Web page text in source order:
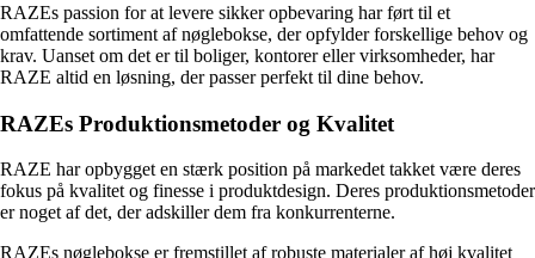
RAZEs passion for at levere sikker opbevaring har ført til et
omfattende sortiment af nøglebokse, der opfylder forskellige behov og
krav. Uanset om det er til boliger, kontorer eller virksomheder, har
RAZE altid en løsning, der passer perfekt til dine behov.
RAZEs Produktionsmetoder og Kvalitet
RAZE har opbygget en stærk position på markedet takket være deres
fokus på kvalitet og finesse i produktdesign. Deres produktionsmetoder
er noget af det, der adskiller dem fra konkurrenterne.
RAZEs nøglebokse er fremstillet af robuste materialer af høj kvalitet